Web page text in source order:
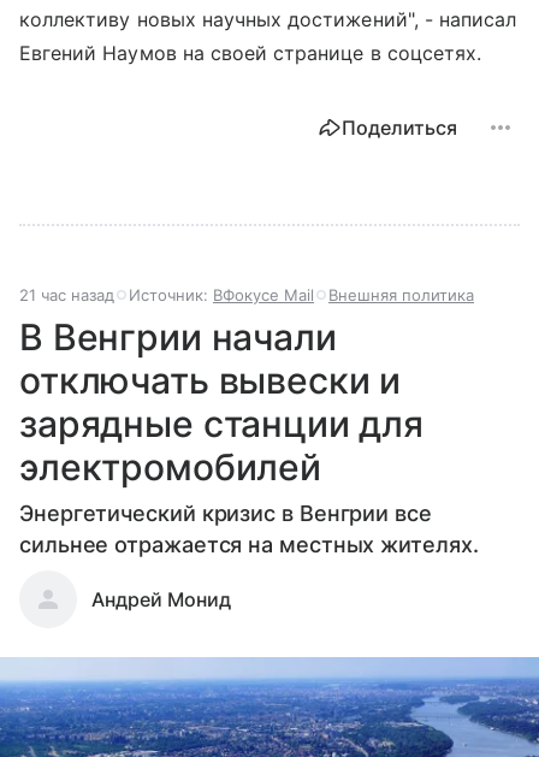
коллективу новых научных достижений", - написал
Евгений Наумов на своей странице в соцсетях.
Поделиться
21 час назад Источник: ВФокусе Mail Внешняя политика
В Венгрии начали
отключать вывески и
зарядные станции для
электромобилей
Энергетический кризис в Венгрии все
сильнее отражается на местных жителях.
Андрей Монид